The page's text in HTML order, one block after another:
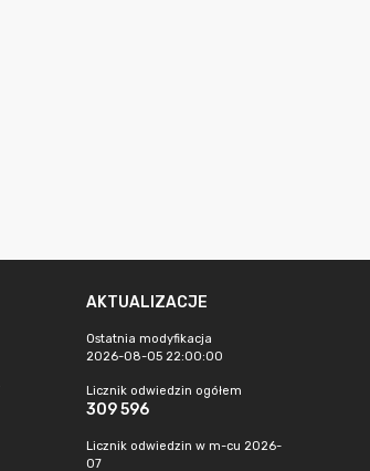
AKTUALIZACJE
Ostatnia modyfikacja
2026-08-05 22:00:00
Licznik odwiedzin ogółem
309 596
Licznik odwiedzin w m-cu 2026-
07